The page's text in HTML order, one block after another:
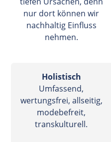
nur dort können wir
nachhaltig Einfluss
nehmen.
Holistisch
Umfassend,
wertungsfrei, allseitig,
modebefreit,
transkulturell.